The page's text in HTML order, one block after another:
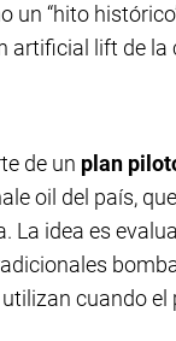
un “hito
artificial lift de
de un plan
oil del país,
La idea es
cuando